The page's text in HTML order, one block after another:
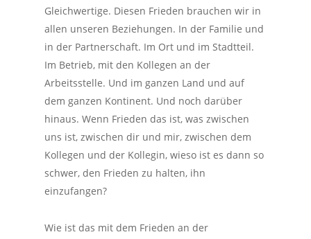
Gleichwertige. Diesen Frieden brauchen wir in
allen unseren Beziehungen. In der Familie und
in der Partnerschaft. Im Ort und im Stadtteil.
Im Betrieb, mit den Kollegen an der
Arbeitsstelle. Und im ganzen Land und auf
dem ganzen Kontinent. Und noch darüber
hinaus. Wenn Frieden das ist, was zwischen
uns ist, zwischen dir und mir, zwischen dem
Kollegen und der Kollegin, wieso ist es dann so
schwer, den Frieden zu halten, ihn
einzufangen?
Wie ist das mit dem Frieden an der